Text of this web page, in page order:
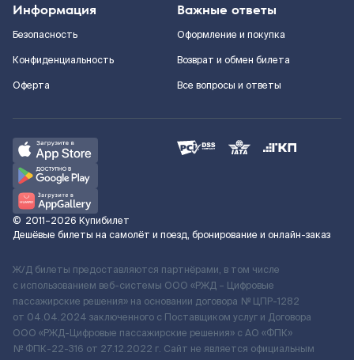
Информация
Безопасность
Конфиденциальность
Оферта
Важные ответы
Оформление и покупка
Возврат и обмен билета
Все вопросы и ответы
© 2011–2026 Купибилет
Дешёвые билеты на самолёт и поезд, бронирование и онлайн-заказ
Ж/Д билеты предоставляются партнёрами, в том числе
с использованием веб-системы ООО «РЖД – Цифровые
пассажирские решения» на основании договора № ЦПР-1282
от 04.04.2024 заключенного с Поставщиком услуг и Договора
ООО «РЖД-Цифровые пассажирские решения» c АО «ФПК»
№ ФПК-22-316 от 27.12.2022 г. Сайт не является официальным